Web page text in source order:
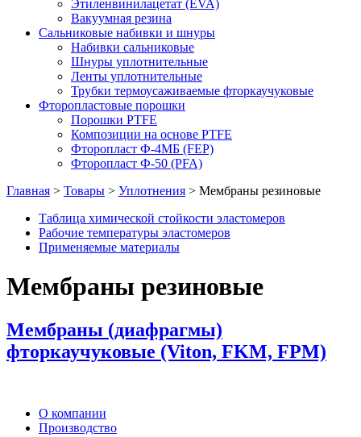
Этиленвинилацетат (EVA)
Вакуумная резина
Сальниковые набивки и шнуры
Набивки сальниковые
Шнуры уплотнительные
Ленты уплотнительные
Трубки термоусаживаемые фторкаучуковые
Фторопластовые порошки
Порошки PTFE
Композиции на основе PTFE
Фторопласт Ф-4МБ (FEP)
Фторопласт Ф-50 (PFA)
Главная > Товары > Уплотнения > Мембраны резиновые
Таблица химической стойкости эластомеров
Рабочие температуры эластомеров
Применяемые материалы
Мембраны резиновые
Мембраны (диафрагмы)
фторкаучуковые (Viton, FKM, FPM)
О компании
Производство